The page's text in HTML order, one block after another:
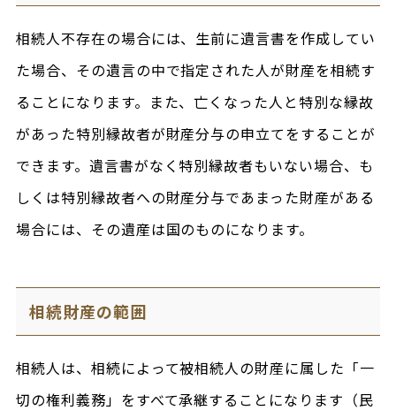
相続人不存在の場合には、生前に遺言書を作成してい
た場合、その遺言の中で指定された人が財産を相続す
ることになります。また、亡くなった人と特別な縁故
があった特別縁故者が財産分与の申立てをすることが
できます。遺言書がなく特別縁故者もいない場合、も
しくは特別縁故者への財産分与であまった財産がある
場合には、その遺産は国のものになります。
相続財産の範囲
相続人は、相続によって被相続人の財産に属した「一
切の権利義務」をすべて承継することになります（民